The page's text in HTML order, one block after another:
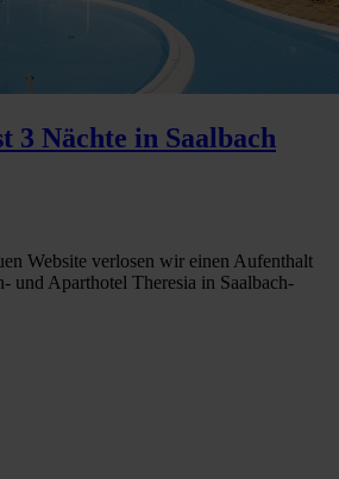
3 Nächte in Saalbach
Website verlosen wir einen Aufenthalt
und Aparthotel Theresia in Saalbach-